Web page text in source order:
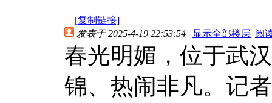
[复制链接]
发表于 2025-4-19 22:53:54 | 显示全部楼层 |阅
春光明媚，位于武
锦、热闹非凡。记